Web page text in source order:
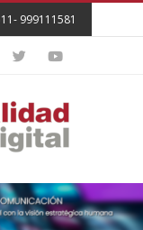
999111581